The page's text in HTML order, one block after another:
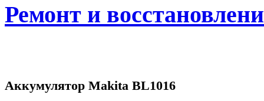
Ремонт и
Аккумулятор Makita BL1016